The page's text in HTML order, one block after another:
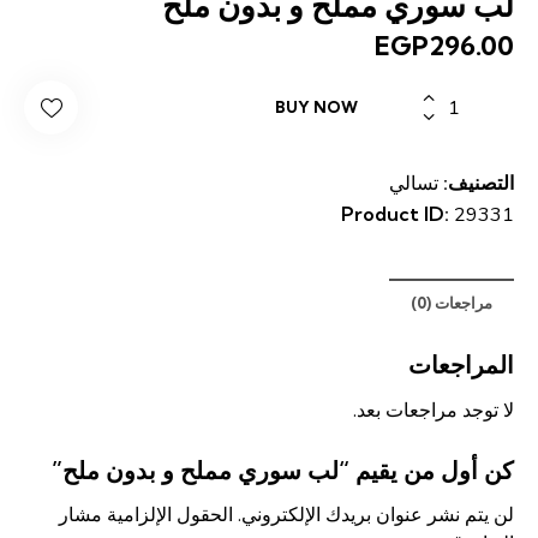
EGP296.00
مملح
و
BUY NOW
التصنيف: تسالي
Product ID: 29331
مراجعات (0)
المراجعات
لا توجد مراجعات بعد.
كن أول من يقيم “لب سوري مملح و بدون ملح”
لن يتم نشر عنوان بريدك الإلكتروني. الحقول الإلزامية مشار